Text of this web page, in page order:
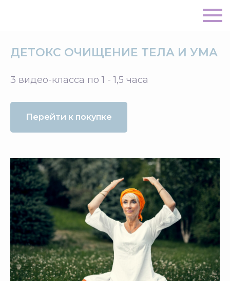
ДЕТОКС ОЧИЩЕНИЕ ТЕЛА И УМА
3 видео-класса по 1 - 1,5 часа
Перейти к покупке